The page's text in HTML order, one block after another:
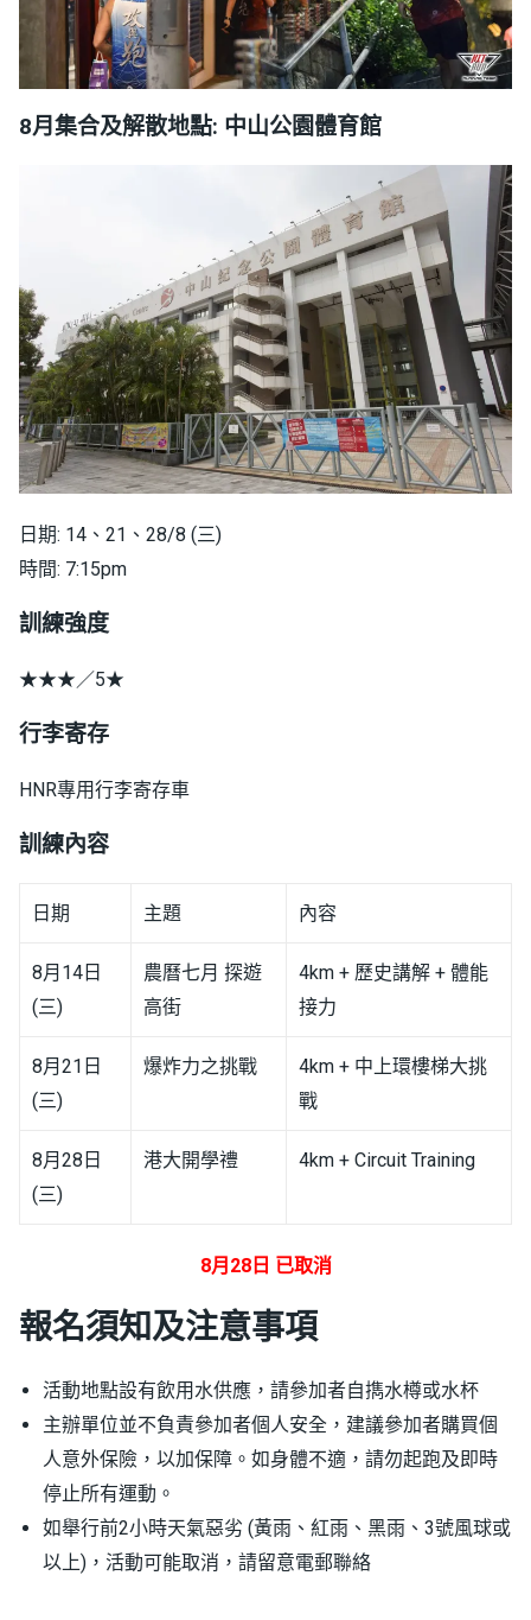
8月集合及解散地點: 中山公園體育館
日期: 14、21、28/8 (三)
時間: 7:15pm
訓練強度
★★★／5★
行李寄存
HNR專用行李寄存車
訓練內容
日期 主題 內容
8月14日
(三)
農曆七月 探遊
高街
4km + 歷史講解 + 體能
接力
8月21日
(三)
爆炸力之挑戰
4km + 中上環樓梯大挑
戰
8月28日
(三)
港大開學禮 4km + Circuit Training
8月28日 已取消
報名須知及注意事項
活動地點設有飲用水供應，請參加者自擕水樽或水杯
主辦單位並不負責參加者個人安全，建議參加者購買個
人意外保險，以加保障。如身體不適，請勿起跑及即時
停止所有運動。
如舉行前2小時天氣惡劣 (黃雨、紅雨、黑雨、3號風球或
以上)，活動可能取消，請留意電郵聯絡